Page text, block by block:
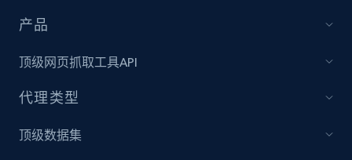
URL, Domain, Country code, Model number,
and more.
2.1K+
产品
顶级网页抓取工具API
代理类型
顶级数据集